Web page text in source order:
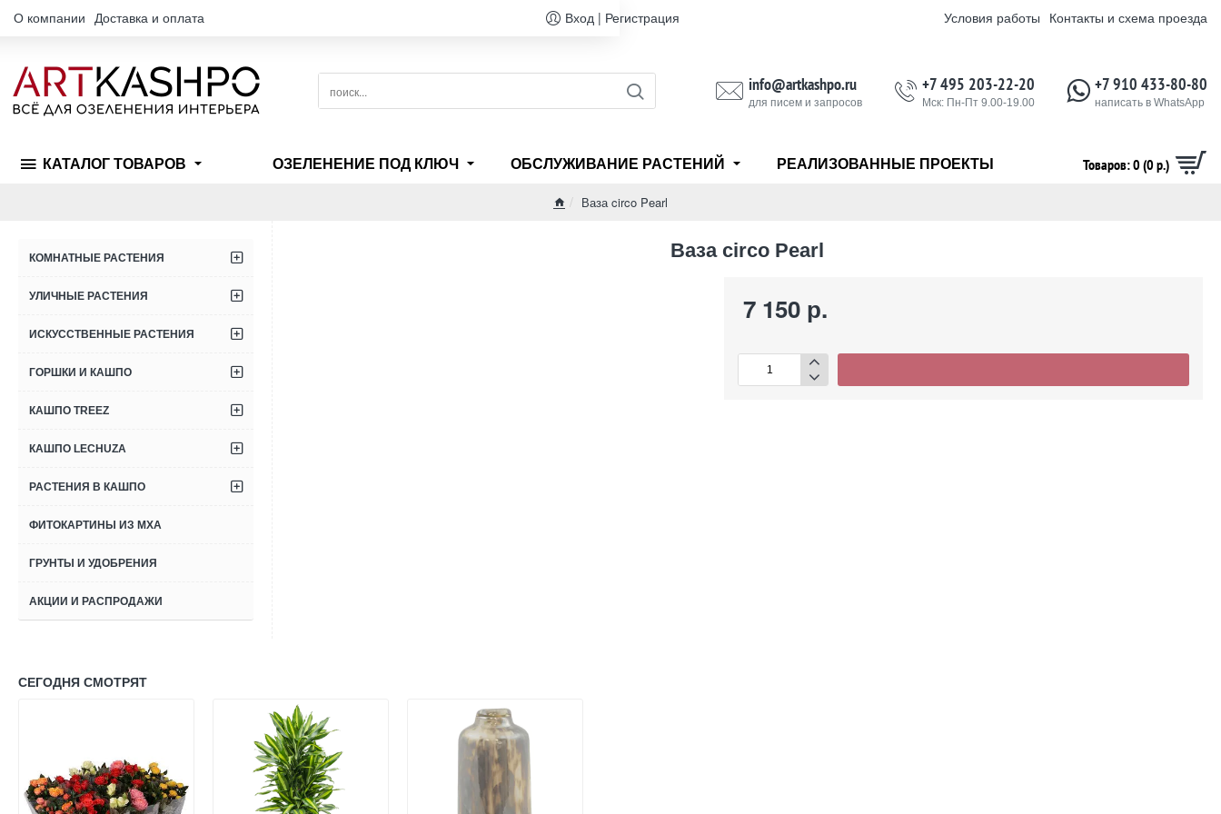
О компании Доставка и оплата Вход | Регистрация Условия работы Контакты и схема проезда
поиск...
info@artkashpo.ru
для писем и запросов
+7 495 203-22-20
Мск: Пн-Пт 9.00-19.00
+7 910 433-80-80
написать в WhatsApp
КАТАЛОГ ТОВАРОВ ОЗЕЛЕНЕНИЕ ПОД КЛЮЧ ОБСЛУЖИВАНИЕ РАСТЕНИЙ РЕАЛИЗОВАННЫЕ ПРОЕКТЫ Товаров: 0 (0 р.)
Ваза circo Pearl
КОМНАТНЫЕ РАСТЕНИЯ
УЛИЧНЫЕ РАСТЕНИЯ
ИСКУССТВЕННЫЕ РАСТЕНИЯ
ГОРШКИ И КАШПО
КАШПО TREEZ
КАШПО LECHUZA
РАСТЕНИЯ В КАШПО
ФИТОКАРТИНЫ ИЗ МХА
ГРУНТЫ И УДОБРЕНИЯ
АКЦИИ И РАСПРОДАЖИ
Ваза circo Pearl
7 150 р.
СЕГОДНЯ СМОТРЯТ